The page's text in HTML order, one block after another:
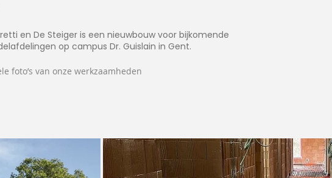
en De Steiger is een nieuwbouw voor bijkomende
op campus Dr. Guislain in Gent.
foto’s van onze werkzaamheden